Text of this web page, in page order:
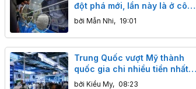
đột phá mới, lần này là ở công
đoạn làm phẳng tấm wafer
bởi Mẫn Nhi, 19:01
Trung Quốc vượt Mỹ thành
quốc gia chi nhiều tiền nhất
cho R&D
bởi Kiều My, 08:23